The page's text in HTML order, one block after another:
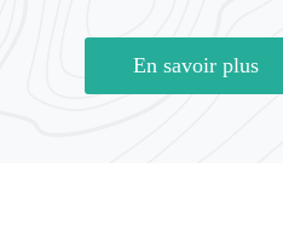
En savoir plus